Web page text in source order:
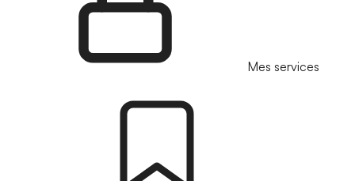
Mes services